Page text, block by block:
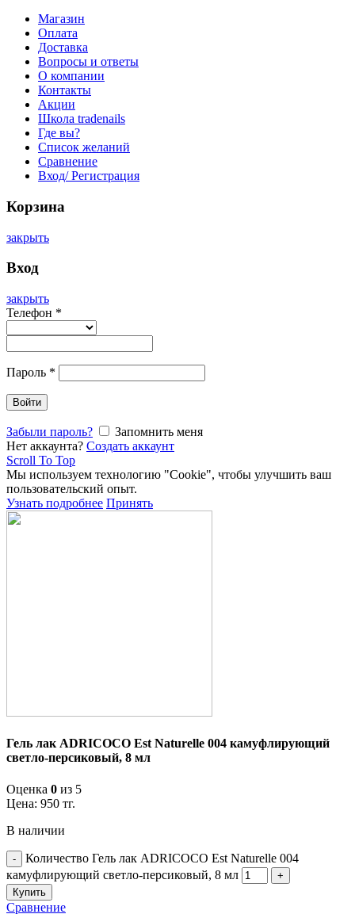
Магазин
Оплата
Доставка
Вопросы и ответы
О компании
Контакты
Акции
Школа tradenails
Где вы?
Список желаний
Сравнение
Вход/ Регистрация
Корзина
закрыть
Вход
закрыть
Телефон *
Пароль *
Войти
Забыли пароль?
Запомнить меня
Нет аккаунта? Создать аккаунт
Scroll To Top
Мы используем технологию "Cookie", чтобы улучшить ваш
пользовательский опыт.
Узнать подробнее Принять
Гель лак ADRICOCO Est Naturelle 004 камуфлирующий
светло-персиковый, 8 мл
Оценка 0 из 5
Цена: 950 тг.
В наличии
Количество Гель лак ADRICOCO Est Naturelle 004
камуфлирующий светло-персиковый, 8 мл
Купить
Сравнение